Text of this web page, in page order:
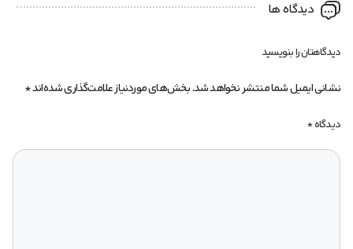
دیدگاه ها
دیدگاهتان را بنویسید
نشانی ایمیل شما منتشر نخواهد شد.بخش‌های موردنیاز علامت‌گذاری شده‌اند*
دیدگاه*